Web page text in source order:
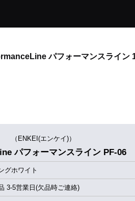
パフォーマンスライン
（ENKEI(エンケイ)）
パフォーマンスライン PF-06
グホワイト
3-5営業日(欠品時ご連絡)